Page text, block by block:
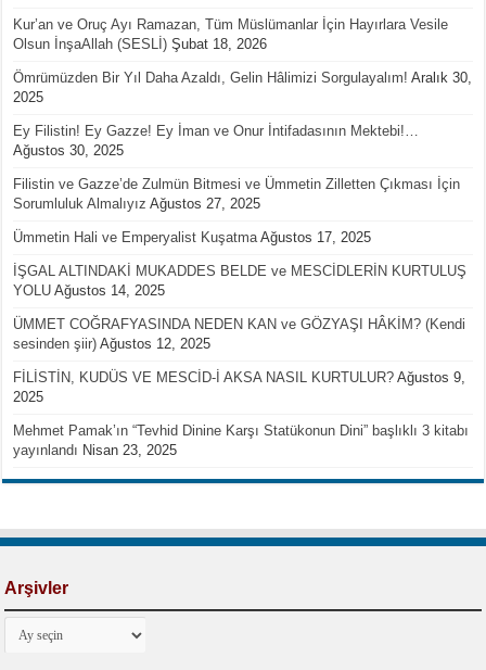
Kur’an ve Oruç Ayı Ramazan, Tüm Müslümanlar İçin Hayırlara Vesile
Olsun İnşaAllah (SESLİ) Şubat 18, 2026
Ömrümüzden Bir Yıl Daha Azaldı, Gelin Hâlimizi Sorgulayalım! Aralık 30,
2025
Ey Filistin! Ey Gazze! Ey İman ve Onur İntifadasının Mektebi!…
Ağustos 30, 2025
Filistin ve Gazze’de Zulmün Bitmesi ve Ümmetin Zilletten Çıkması İçin
Sorumluluk Almalıyız Ağustos 27, 2025
Ümmetin Hali ve Emperyalist Kuşatma Ağustos 17, 2025
İŞGAL ALTINDAKİ MUKADDES BELDE ve MESCİDLERİN KURTULUŞ
YOLU Ağustos 14, 2025
ÜMMET COĞRAFYASINDA NEDEN KAN ve GÖZYAŞI HÂKİM? (Kendi
sesinden şiir) Ağustos 12, 2025
FİLİSTİN, KUDÜS VE MESCİD-İ AKSA NASIL KURTULUR? Ağustos 9,
2025
Mehmet Pamak’ın “Tevhid Dinine Karşı Statükonun Dini” başlıklı 3 kitabı
yayınlandı Nisan 23, 2025
Arşivler
Arşivler